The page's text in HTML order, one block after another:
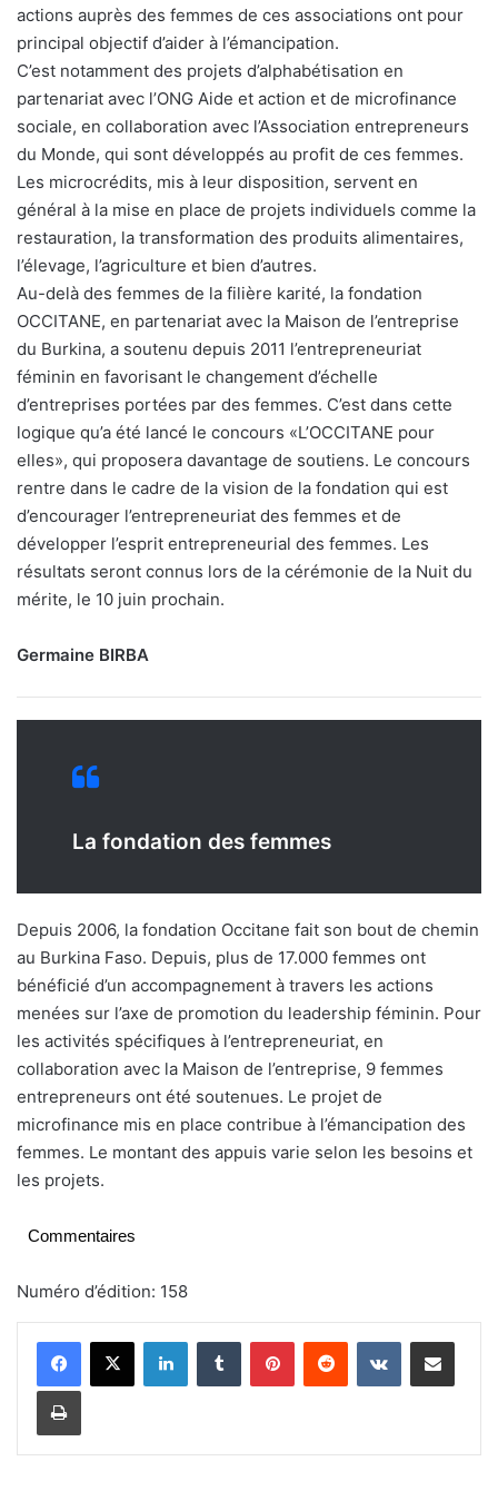
actions auprès des femmes de ces associations ont pour
principal objectif d’aider à l’émancipation.
C’est notamment des projets d’alphabétisation en
partenariat avec l’ONG Aide et action et de microfinance
sociale, en collaboration avec l’Association entrepreneurs
du Monde, qui sont développés au profit de ces femmes.
Les microcrédits, mis à leur disposition, servent en
général à la mise en place de projets individuels comme la
restauration, la transformation des produits alimentaires,
l’élevage, l’agriculture et bien d’autres.
Au-delà des femmes de la filière karité, la fondation
OCCITANE, en partenariat avec la Maison de l’entreprise
du Burkina, a soutenu depuis 2011 l’entrepreneuriat
féminin en favorisant le changement d’échelle
d’entreprises portées par des femmes. C’est dans cette
logique qu’a été lancé le concours «L’OCCITANE pour
elles», qui proposera davantage de soutiens. Le concours
rentre dans le cadre de la vision de la fondation qui est
d’encourager l’entrepreneuriat des femmes et de
développer l’esprit entrepreneurial des femmes. Les
résultats seront connus lors de la cérémonie de la Nuit du
mérite, le 10 juin prochain.
Germaine BIRBA
La fondation des femmes
Depuis 2006, la fondation Occitane fait son bout de chemin
au Burkina Faso. Depuis, plus de 17.000 femmes ont
bénéficié d’un accompagnement à travers les actions
menées sur l’axe de promotion du leadership féminin. Pour
les activités spécifiques à l’entrepreneuriat, en
collaboration avec la Maison de l’entreprise, 9 femmes
entrepreneurs ont été soutenues. Le projet de
microfinance mis en place contribue à l’émancipation des
femmes. Le montant des appuis varie selon les besoins et
les projets.
Commentaires
Numéro d’édition: 158